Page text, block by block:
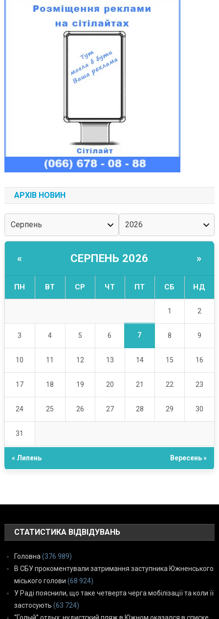
АРХІВ НОВИН
« СЕРПЕНЬ 2026 »
ПН ВТ СР ЧТ ПТ СБ НД
1 2
3 4 5 6 7 8 9
10 11 12 13 14 15 16
17 18 19 20 21 22 23
24 25 26 27 28 29 30
31
« Липень Вересень »
СТАТИСТИКА ВІДВІДУВАНЬ
Головна (376 989)
В СБУ прокоментували затримання заступника Южненського
міського голови (68 924)
У Раді пояснили, що таке четверта черга мобілізації та коли її
застосують (63 724)
“Голый” отдых: нудистский пляж в Южном оказался в списке